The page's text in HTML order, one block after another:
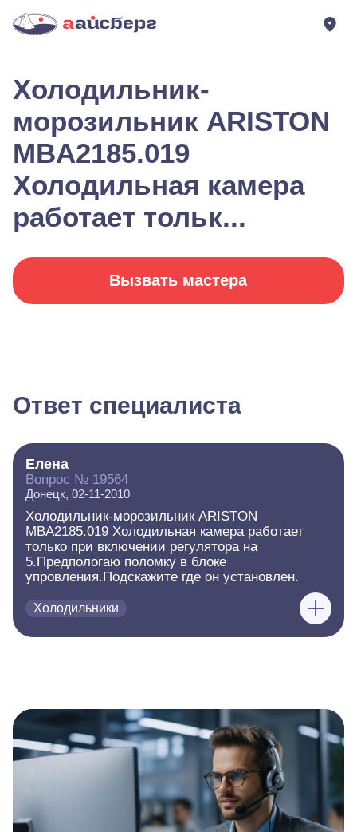
Холодильник-
морозильник ARISTON
MBA2185.019
Холодильная камера
работает тольк...
Вызвать мастера
Ответ специалиста
Елена
Вопрос № 19564
Донецк, 02-11-2010
Холодильник-морозильник ARISTON
MBA2185.019 Холодильная камера работает
только при включении регулятора на
5.Предпологаю поломку в блоке
упровления.Подскажите где он установлен.
Холодильники